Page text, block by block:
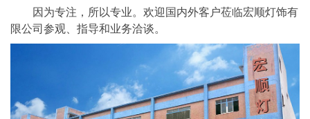
因为专注，所以专业。欢迎国内外客户莅临宏顺灯饰有
限公司参观、指导和业务洽谈。